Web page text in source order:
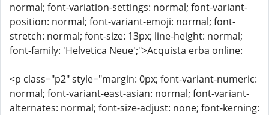
normal; font-variation-settings: normal; font-variant-
position: normal; font-variant-emoji: normal; font-
stretch: normal; font-size: 13px; line-height: normal;
font-family: 'Helvetica Neue';">Acquista erba online:
<p class="p2" style="margin: 0px; font-variant-numeric:
normal; font-variant-east-asian: normal; font-variant-
alternates: normal; font-size-adjust: none; font-kerning: